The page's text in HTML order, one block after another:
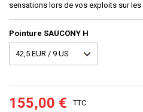
sensations lors de vos exploits sur
Pointure SAUCONY H
155,00 € TTC